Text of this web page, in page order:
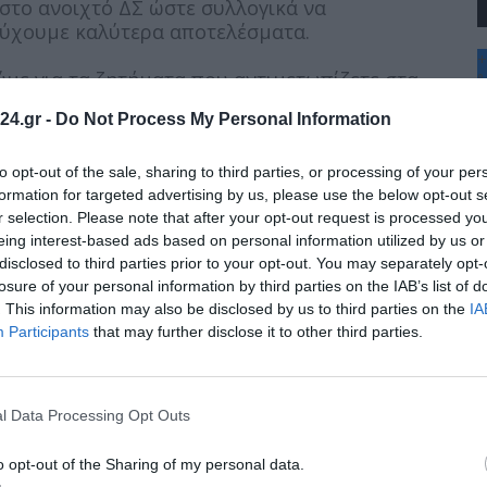
- Do Not Process My Personal Information
opt-out of the sale, sharing to third parties, or processing of your
for targeted advertising by us, please use the below opt-out
selection. Please note that after your opt-out request is processed
interest-based ads based on personal information utilized by us
to third parties prior to your opt-out. You may separately
of your personal information by third parties on the IAB’s list of
This information may also be disclosed by us to third parties on the
Participants that may further disclose it to other third parties.
Data Processing Opt Outs
opt-out of the Sharing of my personal data.
ανοιχτό ΔΣ ώστε συλλογικά να
καλύτερα αποτελέσματα.
για τα ζητήματα που αντιμετωπίζετε στα
λύσεις.
αντιπροσώπους των Συλλόγων στην Ένωση,
Γονέων και Κηδεμόνων όλων των
και μαθητριών στα σχολεία του Δήμου
του Δήμου Καλαμαριάς οραματιζόμαστε
υποδομές που σέβονται τα παιδιά μας και
να διεκδικήσουμε απρόσκοπτη
όλων των σύγχρονων αναγκών για κάθε
+
°